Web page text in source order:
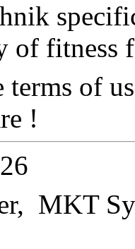
of
terms of
!
MKT